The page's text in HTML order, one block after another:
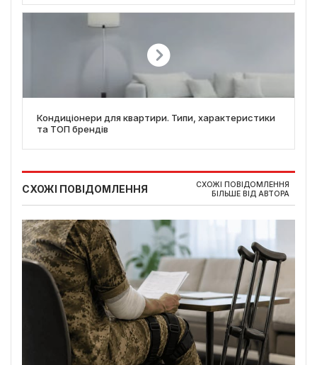
Кондиціонери для квартири. Типи, характеристики
та ТОП брендів
СХОЖІ ПОВІДОМЛЕННЯ
СХОЖІ ПОВІДОМЛЕННЯ
БІЛЬШЕ ВІД АВТОРА